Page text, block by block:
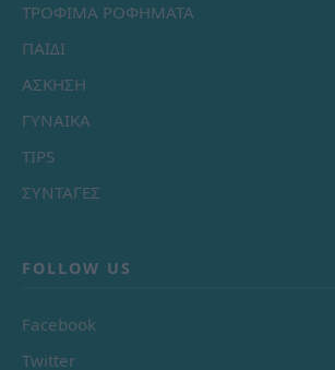
ΤΡΟΦΙΜΑ ΡΟΦΗΜΑΤΑ
ΠΑΙΔΙ
ΑΣΚΗΣΗ
ΓΥΝΑΙΚΑ
TIPS
ΣΥΝΤΑΓΕΣ
FOLLOW US
Facebook
Twitter